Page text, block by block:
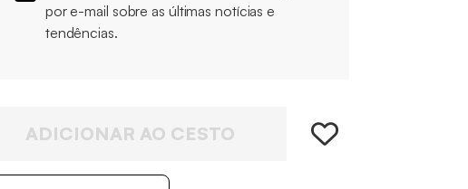
por e-mail sobre as últimas notícias e
tendências.
ADICIONAR AO CESTO